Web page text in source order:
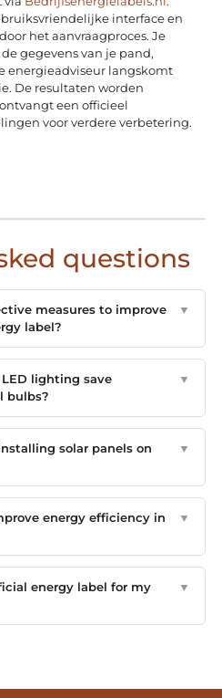
interface en
het aanvraagproces. Je
gegevens van je pand,
energieadviseur langskomt
De resultaten worden
een officieel
voor verdere verbetering.
questions
measures to improve
label?
▼
lighting save
bulbs?
▼
solar panels on
▼
energy efficiency in
▼
energy label for my
▼